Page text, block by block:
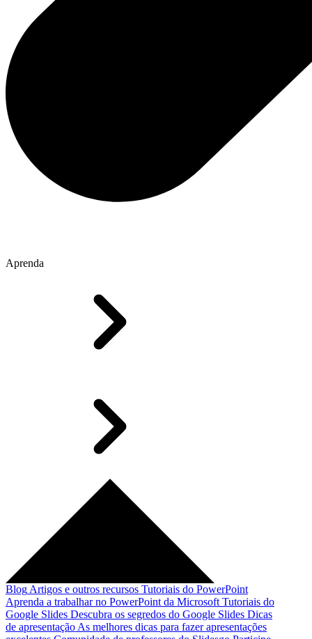
Aprenda
Blog Artigos e outros recursos Tutoriais do PowerPoint
Aprenda a trabalhar no PowerPoint da Microsoft Tutoriais do
Google Slides Descubra os segredos do Google Slides Dicas
de apresentação As melhores dicas para fazer apresentações